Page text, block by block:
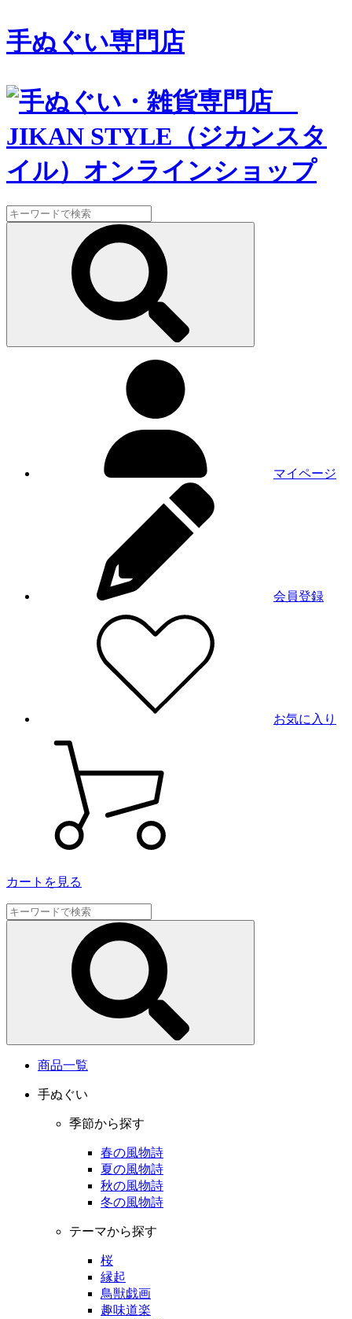
手ぬぐい専門店
マイページ
会員登録
お気に入り
カートを見る
商品一覧
手ぬぐい
季節から探す
春の風物詩
夏の風物詩
秋の風物詩
冬の風物詩
テーマから探す
桜
縁起
鳥獣戯画
趣味道楽